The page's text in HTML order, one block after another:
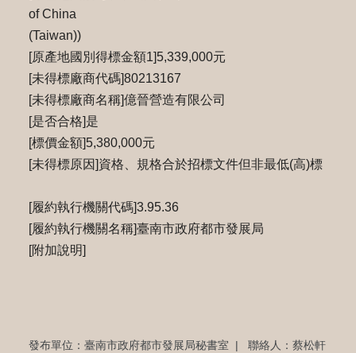
of China
(Taiwan))
[原產地國別得標金額1]5,339,000元
[未得標廠商代碼]80213167
[未得標廠商名稱]億晉營造有限公司
[是否合格]是
[標價金額]5,380,000元
[未得標原因]資格、規格合於招標文件但非最低(高)標
[履約執行機關代碼]3.95.36
[履約執行機關名稱]臺南市政府都市發展局
[附加說明]
發布單位：臺南市政府都市發展局秘書室
聯絡人：蔡松軒